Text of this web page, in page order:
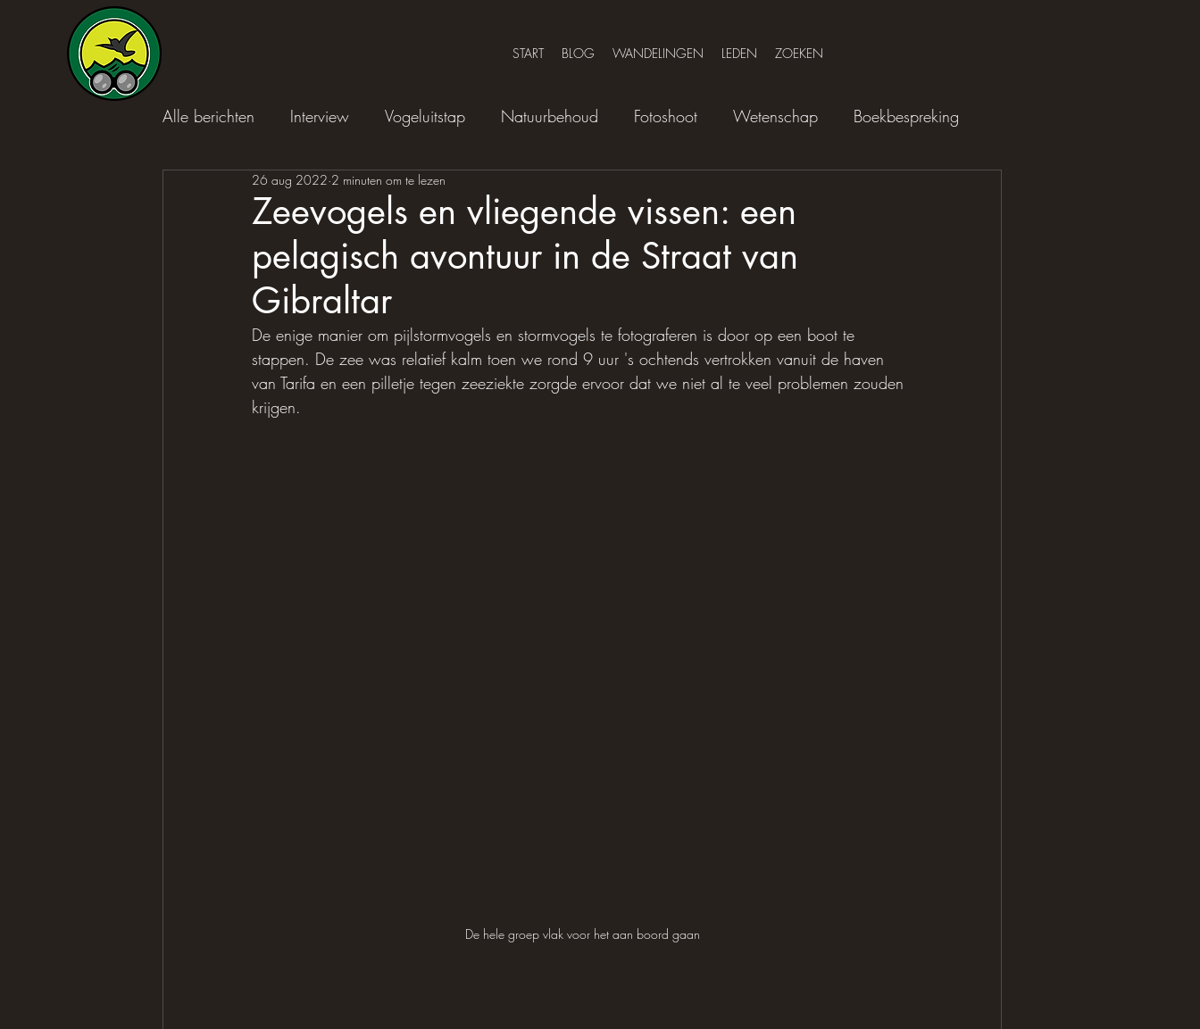
START BLOG WANDELINGEN LEDEN ZOEKEN
Alle berichten Interview Vogeluitstap Natuurbehoud Fotoshoot Wetenschap Boekbespreking
Zeevogels en vliegende vissen: een
pelagisch avontuur in de Straat van
Gibraltar
26 aug 2022 2 minuten om te lezen
De enige manier om pijlstormvogels en stormvogels te fotograferen is door op een boot te
stappen. De zee was relatief kalm toen we rond 9 uur 's ochtends vertrokken vanuit de haven
van Tarifa en een pilletje tegen zeeziekte zorgde ervoor dat we niet al te veel problemen zouden
krijgen.
De hele groep vlak voor het aan boord gaan